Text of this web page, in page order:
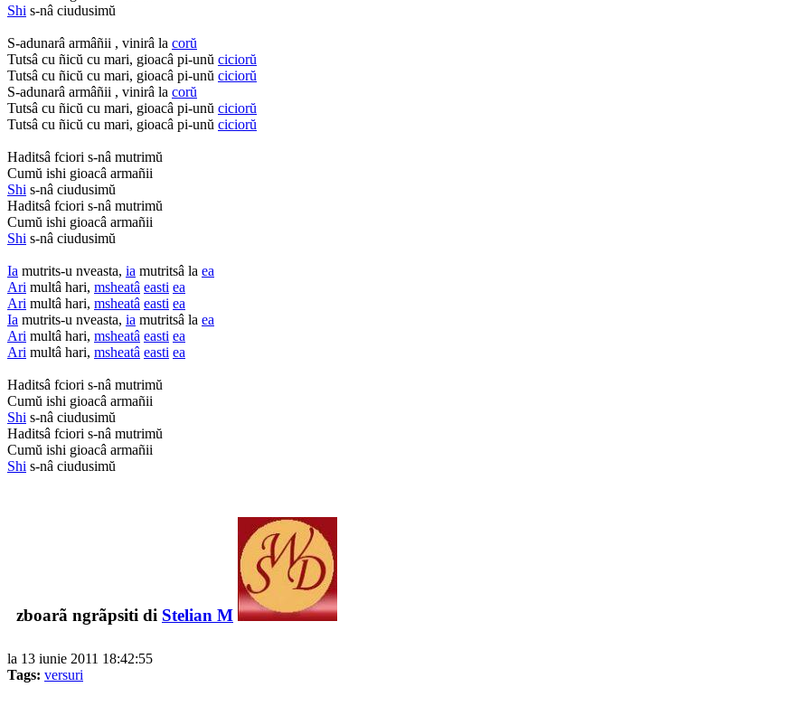
Shi s-nâ ciudusimŭ
S-adunarâ armâñii , vinirâ la corŭ
Tutsâ cu ñicŭ cu mari, gioacâ pi-unŭ ciciorŭ
Tutsâ cu ñicŭ cu mari, gioacâ pi-unŭ ciciorŭ
S-adunarâ armâñii , vinirâ la corŭ
Tutsâ cu ñicŭ cu mari, gioacâ pi-unŭ ciciorŭ
Tutsâ cu ñicŭ cu mari, gioacâ pi-unŭ ciciorŭ
Haditsâ fciori s-nâ mutrimŭ
Cumŭ ishi gioacâ armañii
Shi s-nâ ciudusimŭ
Haditsâ fciori s-nâ mutrimŭ
Cumŭ ishi gioacâ armañii
Shi s-nâ ciudusimŭ
Ia mutrits-u nveasta, ia mutritsâ la ea
Ari multâ hari, msheatâ easti ea
Ari multâ hari, msheatâ easti ea
Ia mutrits-u nveasta, ia mutritsâ la ea
Ari multâ hari, msheatâ easti ea
Ari multâ hari, msheatâ easti ea
Haditsâ fciori s-nâ mutrimŭ
Cumŭ ishi gioacâ armañii
Shi s-nâ ciudusimŭ
Haditsâ fciori s-nâ mutrimŭ
Cumŭ ishi gioacâ armañii
Shi s-nâ ciudusimŭ
zboarã ngrãpsiti di Stelian M
la 13 iunie 2011 18:42:55
Tags: versuri